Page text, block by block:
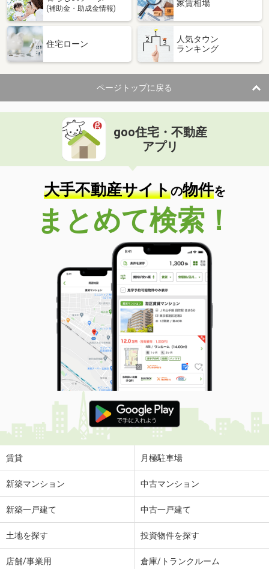
(補助金・助成金情報)
家賃相場
住宅ローン
人気タウン
ランキング
ページトップに戻る
goo住宅・不動産
アプリ
大手不動産サイトの物件を
まとめて検索！
賃貸 月極駐車場
新築マンション 中古マンション
新築一戸建て 中古一戸建て
土地を探す 投資物件を探す
店舗/事業用 倉庫/トランクルーム